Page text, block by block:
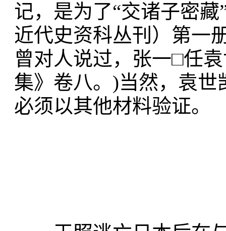
记，是为了“交诸子密
近代史资科丛刊）第一
曾对人说过，张一□任
集》卷八。)当然，袁世
必须以其他材料验证。